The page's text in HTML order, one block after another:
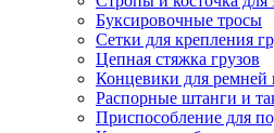
Буксировочные тросы
Сетки для крепления
Цепная стяжка грузов
Концевики для ремней
Распорные штанги и
Приспособление для